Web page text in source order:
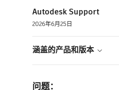
Autodesk Support
2026年6月25日
涵盖的产品和版本
问题：